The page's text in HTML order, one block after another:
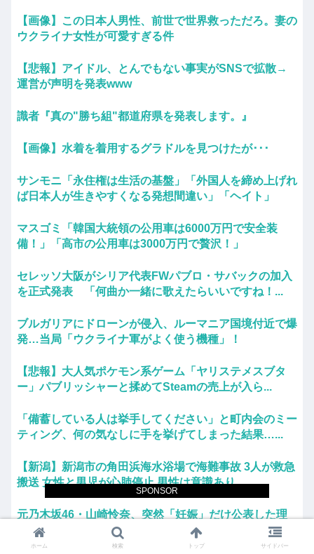
SPONSOR
【画像】この日本人男性、前世で世界救っただろ。妻の
ウクライナ女性が可愛すぎる件
【悲報】アイドル、とんでもない事実がSNSで拡散→
運営が声明を発表www
識者『真の"勝ち組"都道府県を発表します。』
【画像】水着を着用するグラドルを見つけたが･･･
サンモニ「永住権は生活の基盤」「外国人を締め上げれ
ば日本人が生きやすくなる発想間違い」「ヘイト」
マスゴミ「韓国大統領の公用車は6000万円で安全装
備！」「高市の公用車は3000万円で贅沢！」
セレッソ大阪がシリア代表FWパブロ・サバックの加入
を正式発表 「何曲か一緒に歌えたらいいですね！...
ブルガリアにドローンが侵入、ルーマニア国境付近で爆
発…当局「ウクライナ軍がよく使う機種」！
【悲報】大人気ポケモン系ゲーム「ヤリステメスブタ
ー」パブリッシャーと揉めてSteamの売上が入ら...
「備蓄している人は挙手してください」と町内会のミー
ティング、何の気なしに手を挙げてしまった結果…...
【新潟】新潟市の角田浜海水浴場で海難事故 3人が救急
搬送 女性と男児が心肺停止 男性は意識あり
元乃木坂46・山崎怜奈、突然「妊娠」だけ公表した理
由を語る！！！
ホーム 検索 トップ サイドバー